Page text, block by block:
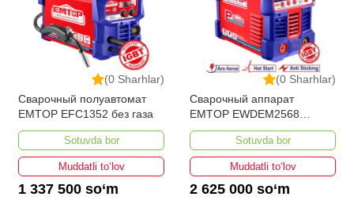
(0 Sharhlar)
Сварочный полуавтомат
EMTOP EFC1352 без газа
Sotuvda bor
Muddatli to‘lov
1 337 500 so‘m
(0 Sharhlar)
Сварочный аппарат
EMTOP EWDEM2568
MMA/TIG Lift
Sotuvda bor
Muddatli to‘lov
2 625 000 so‘m